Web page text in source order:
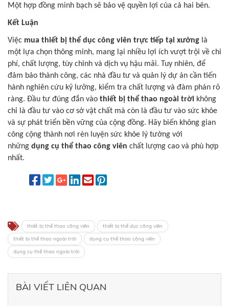
Một hợp đồng minh bạch sẽ bảo vệ quyền lợi của cả hai bên.
Kết Luận
Việc mua thiết bị thể dục công viên trực tiếp tại xưởng là
một lựa chọn thông minh, mang lại nhiều lợi ích vượt trội về chi
phí, chất lượng, tùy chỉnh và dịch vụ hậu mãi. Tuy nhiên, để
đảm bảo thành công, các nhà đầu tư và quản lý dự án cần tiến
hành nghiên cứu kỹ lưỡng, kiểm tra chất lượng và đàm phán rõ
ràng. Đầu tư đúng đắn vào thiết bị thể thao ngoài trời không
chỉ là đầu tư vào cơ sở vật chất mà còn là đầu tư vào sức khỏe
và sự phát triển bền vững của cộng đồng. Hãy biến không gian
công cộng thành nơi rèn luyện sức khỏe lý tưởng với
những dụng cụ thể thao công viên chất lượng cao và phù hợp
nhất.
thiết bị thể thao công viên
thiết bị thể dục công viên
thiết bị thể thao ngoài trời
dụng cụ thể thao công viên
dụng cụ thể thao ngoài trời
BÀI VIẾT LIÊN QUAN